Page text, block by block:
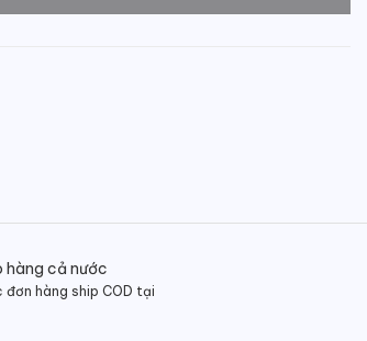
hàng cả nước
hàng ship COD tại